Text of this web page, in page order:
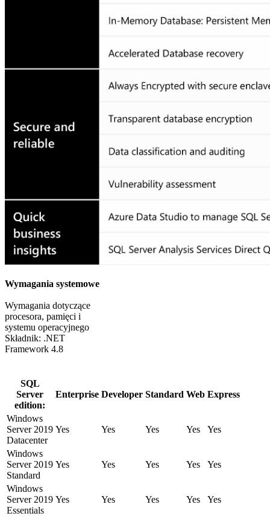
Wymagania systemowe
Wymagania dotyczące
procesora, pamięci i
systemu operacyjnego
Składnik: .NET
Framework 4.8
SQL
Server
edition:
Enterprise Developer Standard Web Express
Windows
Server 2019
Datacenter
Yes Yes Yes Yes Yes
Windows
Server 2019
Standard
Yes Yes Yes Yes Yes
Windows
Server 2019
Essentials
Yes Yes Yes Yes Yes